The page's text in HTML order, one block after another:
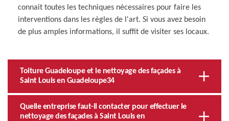
connait toutes les techniques nécessaires pour faire les
interventions dans les règles de l'art. Si vous avez besoin
de plus amples informations, il suffit de visiter ses locaux.
Toiture Guadeloupe et le nettoyage des façades à
Saint Louis en Guadeloupe34
Quelle entreprise faut-il contacter pour effectuer le
nettoyage des façades à Saint Louis en